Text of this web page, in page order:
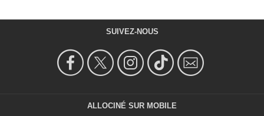
SUIVEZ-NOUS
ALLOCINÉ SUR MOBILE